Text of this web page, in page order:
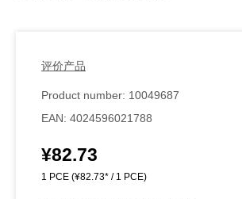
评价产品
Product number: 10049687
EAN: 4024596021788
Regular price:
¥82.73
1 PCE (¥82.73* / 1 PCE)